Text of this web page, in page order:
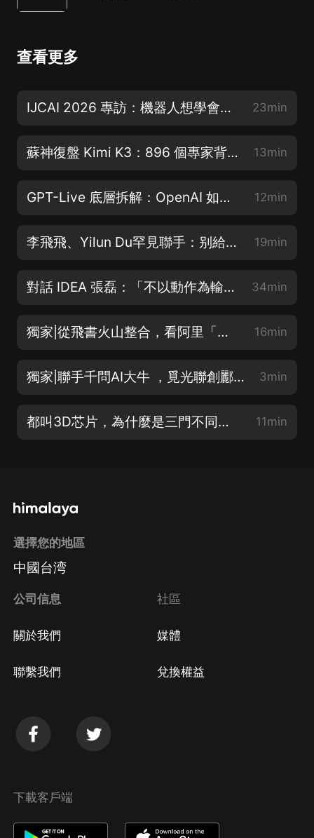
查看更多
IJCAI 2026 專訪：機器人想學會人類動作，還差一座橋 | GAIR Paper 118 23min
蘇神復盤 Kimi K3：896 個專家背后，藏著哪些關鍵技術取舍？ 13min
GPT-Live 底層拆解：OpenAI 如何讓 95% 的音頻幀不再延遲 12min
李飛飛、Yilun Du罕見聯手：别給機器人建大腦了，直接偷視頻模型的｜GAIR Paper 115 19min
對話 IDEA 張磊：「不以動作為輸入條件，就不叫世界模型」 34min
獨家|從飛書火山整合，看阿里「雲釘一體」踩過的坑 16min
獨家|聯手千問AI大牛 ，覓光聯創酈軻殺入女性AI健康硬件江湖 3min
都叫3D芯片，為什麼是三門不同的生意？ 11min
選擇您的地區
中國台湾
公司信息
關於我們
聯繫我們
社區
媒體
兌換權益
下載客戶端